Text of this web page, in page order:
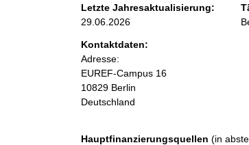
t
e
n
i
Letzte Jahresaktualisierung:
29.06.2026
Kontaktdaten:
Adresse:
EUREF-Campus 16
10829 Berlin
Deutschland
Hauptfinanzierungsquellen (in